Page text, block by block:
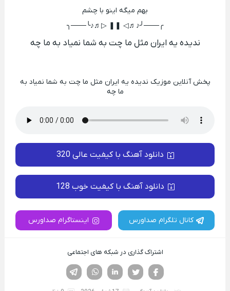
بهم میگه اینو با چشم
╭───╯♪♬◁ ❚❚ ▷♬♪╰───╮
ندیده یه ایران مثل ما چت به شما نمیاد به ما چه
پخش آنلاین موزیک ندیده یه ایران مثل ما چت به شما نمیاد به
ما چه
دانلود آهنگ با کیفیت عالی 320
دانلود آهنگ با کیفیت خوب 128
کانال تلگرام صداورس اینستاگرام صداورس
اشتراک گذاری در شبکه های اجتماعی
لینکدین تویتر
فیسوک